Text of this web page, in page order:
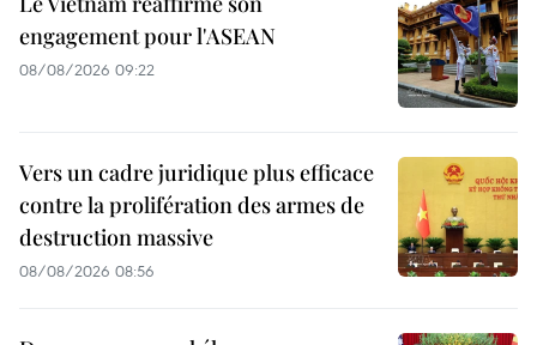
engagement pour l'ASEAN
08/08/2026 09:22
Vers un cadre juridique plus efficace
contre la prolifération des armes de
destruction massive
08/08/2026 08:56